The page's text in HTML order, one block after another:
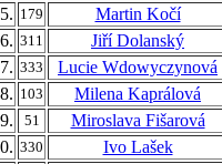
179
Martin Kočí
311
Jiří Dolanský
333
Lucie Wdowyczynová
103
Milena Kaprálová
51
Miroslava Fišarová
330
Ivo Lašek